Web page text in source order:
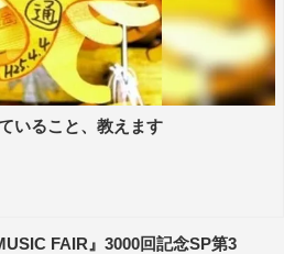
いること、教えます
FAIR』3000回記念SP第3